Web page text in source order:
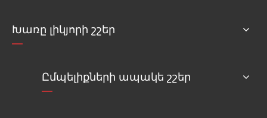
Խառը լիկյորի շշեր
Ըմպելիքների ապակե շշեր